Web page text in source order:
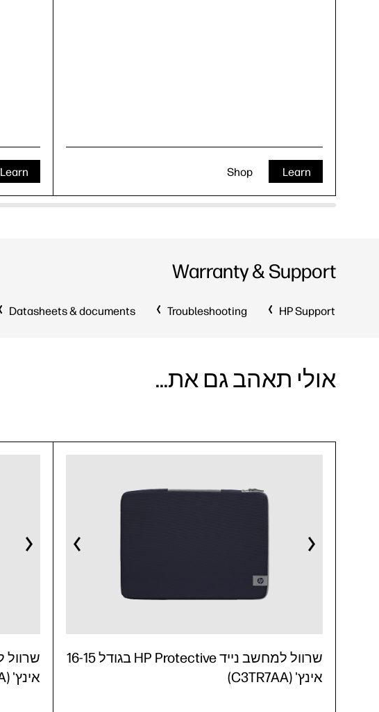
Learn Learn
Shop
Warranty & Support
HP Support
Troubleshooting
Datasheets & documents
אולי תאהב גם את...
אינץ' (C3TR6AA)
שרוול למחשב נייד HP Protective בגודל 16-15
אינץ' (C3TR7AA)